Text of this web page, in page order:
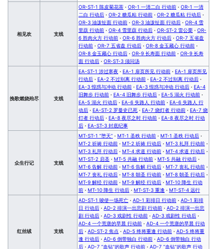
相见欢 支线
OR-ST-1 陈皮菊花茶 · OR-1 一清二白 行动前 · OR-1 一清
二白 行动后 · OR-2 糖瓜粘 行动前 · OR-2 糖瓜粘 行动后 ·
OR-3 油泼扯面 行动前 · OR-3 油泼扯面 行动后 · OR-4 雪
里蕻 行动前 · OR-4 雪里蕻 行动后 · OR-ST-2 雷公栗 · OR-
6 胜肉火方 行动前 · OR-6 胜肉火方 行动后 · OR-7 五省盘
行动前 · OR-7 五省盘 行动后 · OR-8 金玉藏心 行动前 ·
OR-8 金玉藏心 行动后 · OR-9 长寿面 行动前 · OR-9 长寿
面 行动后 · OR-ST-3 须问汤
挽歌燃烧殆尽 支线
EA-ST-1 涉过寒夜 · EA-1 扉页所见 行动前 · EA-1 扉页所见
行动后 · EA-2 不过别离 行动前 · EA-2 不过别离 行动后 ·
EA-3 惶惑与冲动 行动前 · EA-3 惶惑与冲动 行动后 · EA-4
旧舞步 行动前 · EA-4 旧舞步 行动后 · EA-5 溺火 行动前 ·
EA-5 溺火 行动后 · EA-6 失路人 行动前 · EA-6 失路人 行
动后 · EA-ST-2 罗曼史已死 · EA-7 烧灯者 行动前 · EA-7 烧
灯者 行动后 · EA-8 夜尽之时 行动前 · EA-8 夜尽之时 行动
后 · EA-ST-3 封底纪事
众生行记 支线
MT-ST-1 “堕天” · MT-1 圣秩 行动前 · MT-1 圣秩 行动后 ·
MT-2 祈祷 行动前 · MT-2 祈祷 行动后 · MT-3 礼拜 行动前 ·
MT-3 礼拜 行动后 · MT-4 求道 行动前 · MT-4 求道 行动后 ·
MT-ST-2 启圣 · MT-5 共融 行动前 · MT-5 共融 行动后 ·
MT-6 告解 行动前 · MT-6 告解 行动后 · MT-7 丧礼 行动前 ·
MT-7 丧礼 行动后 · MT-8 朝圣 行动前 · MT-8 朝圣 行动后 ·
MT-9 解经 行动前 · MT-9 解经 行动后 · MT-10 降生 行动
前 · MT-10 降生 行动后 · MT-ST-3 重逢 · MT-ST-4 远行
红丝绒 支线
AD-ST-1 唆使一场死亡 · AD-1 彩排日 行动前 · AD-1 彩排
日 行动后 · AD-2 排演一出悲剧 行动前 · AD-2 排演一出悲
剧 行动后 · AD-3 戏剧性 行动前 · AD-3 戏剧性 行动后 ·
AD-4 一个荒唐的早晨 行动前 · AD-4 一个荒唐的早晨 行动
后 · AD-ST-2 焦点 · AD-5 终将重逢 行动前 · AD-5 终将重
逢 行动后 · AD-6 倒带独白 行动前 · AD-6 倒带独白 行动
后 · AD-7 “血钻”的歌声 行动前 · AD-7 “血钻”的歌声 行动